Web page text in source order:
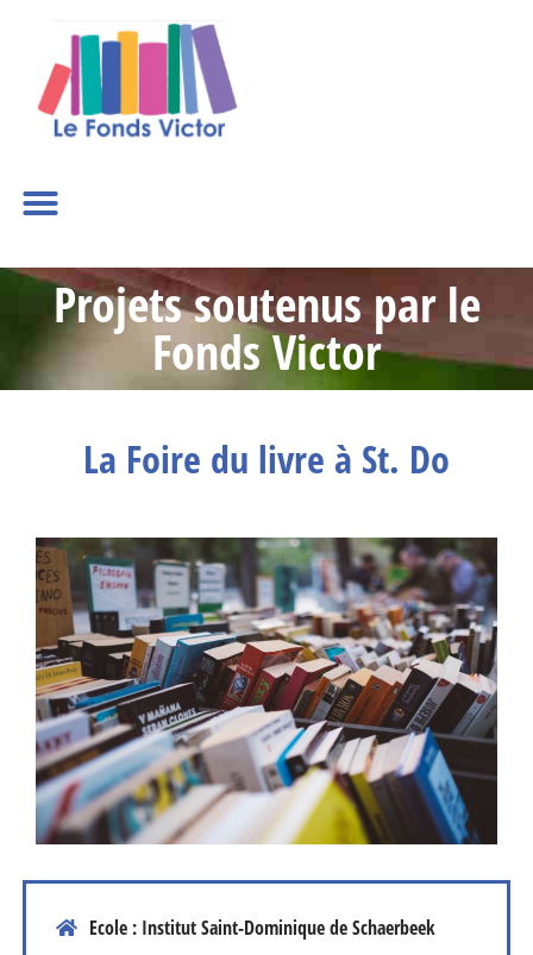
Projets soutenus par le
Fonds Victor
La Foire du livre à St. Do
Ecole : Institut Saint-Dominique de Schaerbeek